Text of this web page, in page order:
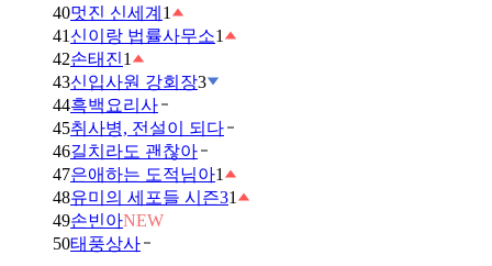
40멋진 신세계 1
41 신이랑 법률사무소1
42손태진1
43신입사원 강회장3
44흑백요리사
45취사병, 전설이 되다
46길치라도 괜찮아
47은애하는 도적님아1
48유미의 세포들 시즌31
49손빈아NEW
50태풍상사